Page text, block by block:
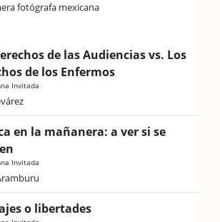
fotógrafa mexicana
de las Audiencias vs. Los
de los Enfermos
Invitada
en la mañanera: a ver si se
Invitada
o libertades